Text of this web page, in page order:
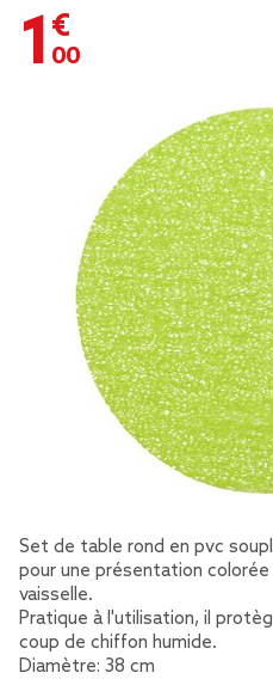
1,00 €
Set de table rond en pvc
pour une présentation
vaisselle.
Pratique à l'utilisation, il
coup de chiffon humide.
Diamètre: 38 cm